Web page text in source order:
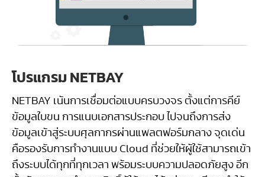
โปรแกรม NETBAY
NETBAY เน้นการเชื่อมต่อแบบครบวงจร ตั้งแต่การคีย์
ข้อมูลใบขน การแนบเอกสารประกอบ ไปจนถึงการส่ง
ข้อมูลเข้าสู่ระบบศุลกากรผ่านแพลตฟอร์มกลาง จุดเด่น
คือรองรับการทำงานแบบ Cloud ที่ช่วยให้ผู้ใช้สามารถเข้า
ถึงระบบได้ทุกที่ทุกเวลา พร้อมระบบความปลอดภัยสูง อีก